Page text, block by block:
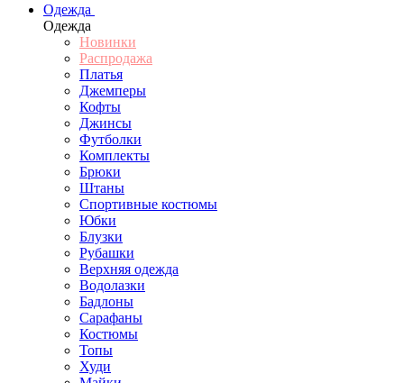
Одежда
Одежда
Новинки
Распродажа
Платья
Джемперы
Кофты
Джинсы
Футболки
Комплекты
Брюки
Штаны
Спортивные костюмы
Юбки
Блузки
Рубашки
Верхняя одежда
Водолазки
Бадлоны
Сарафаны
Костюмы
Топы
Худи